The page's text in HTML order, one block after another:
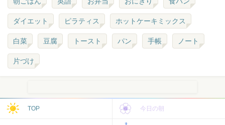
ダイエット ピラティス ホットケーキミックス
白菜 豆腐 トースト パン 手帳 ノート
片づけ
TOP 今日の朝